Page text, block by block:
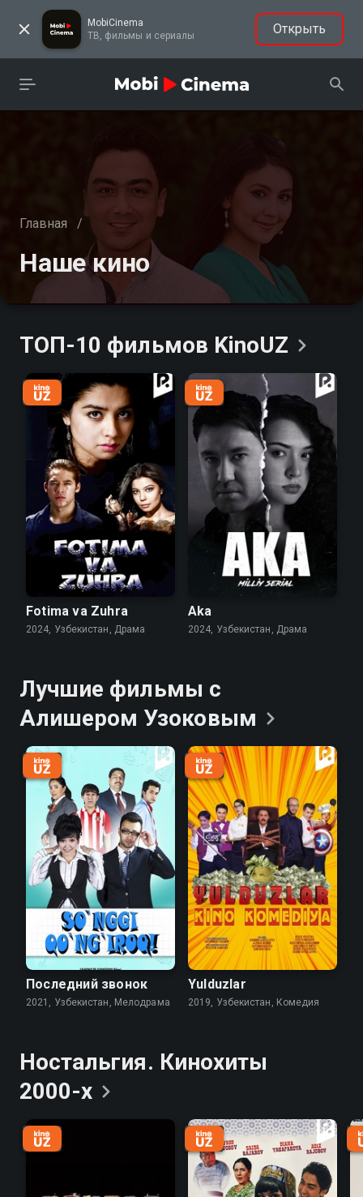
MobiCinema
ТВ, фильмы и сериалы
Открыть
Главная /
Наше кино
ТОП-10 фильмов KinoUZ
Fotima va Zuhra
2024, Узбекистан, Драма
Aka
2024, Узбекистан, Драма
Лучшие фильмы с
Алишером Узоковым
Последний звонок
2021, Узбекистан, Мелодрама
Yulduzlar
2019, Узбекистан, Комедия
Ностальгия. Кинохиты
2000-х